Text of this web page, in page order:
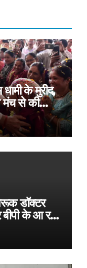
धामी के मुरीद,
मंच से की
डॉक्टर
के आ रहे